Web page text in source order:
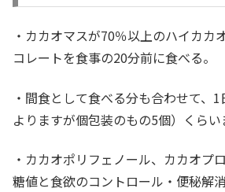
・カカオマスが70％以上のハイカカ
コレートを食事の20分前に食べる。
・間食として食べる分も合わせて、
よりますが個包装のもの5個）くらい
・カカオポリフェノール、カカオプ
糖値と食欲のコントロール・便秘解